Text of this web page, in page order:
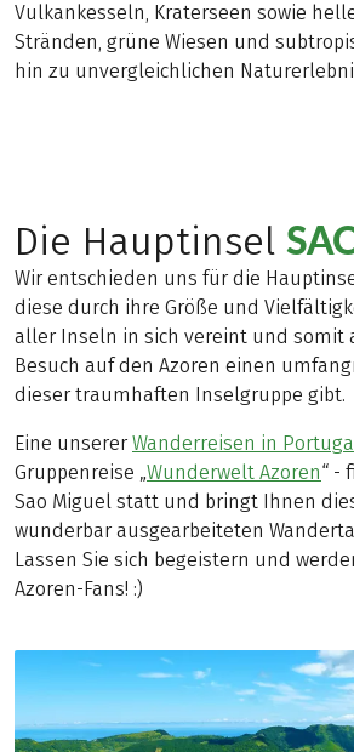
Vulkankesseln, Kraterseen sowie
Stränden, grüne Wiesen und
hin zu unvergleichlichen
Die Hauptinsel
Wir entschieden uns für die
diese durch ihre Größe und
aller Inseln in sich vereint und somit
Besuch auf den Azoren einen
dieser traumhaften Inselgruppe gibt.
Eine unserer Wanderreisen in
Gruppenreise „Wunderwelt Azoren“ -
Sao Miguel statt und bringt Ihnen
wunderbar ausgearbeiteten
Lassen Sie sich begeistern und
Azoren-Fans! :)